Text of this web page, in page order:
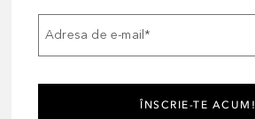
Adresa de e-mail*
ÎNSCRIE-TE ACUM!